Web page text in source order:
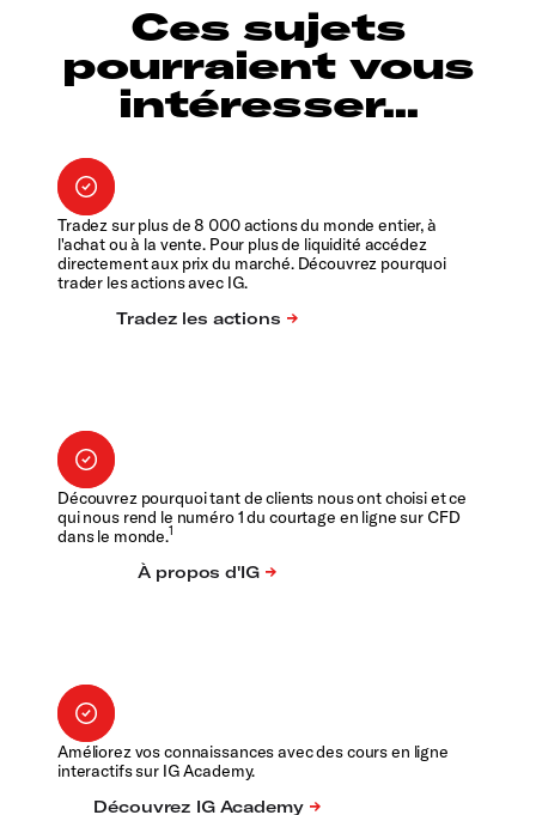
Ces sujets
pourraient vous
intéresser...
Tradez sur plus de 8 000 actions du monde entier, à
l'achat ou à la vente. Pour plus de liquidité accédez
directement aux prix du marché. Découvrez pourquoi
trader les actions avec IG.
Découvrez pourquoi tant de clients nous ont choisi et ce
qui nous rend le numéro 1 du courtage en ligne sur CFD
dans le monde.1
Améliorez vos connaissances avec des cours en ligne
interactifs sur IG Academy.